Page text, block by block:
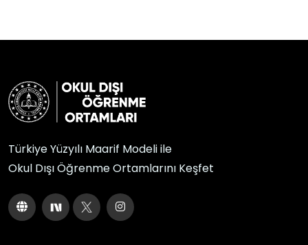
Türkiye Yüzyılı Maarif Modeli ile
Okul Dışı Öğrenme Ortamlarını Keşfet